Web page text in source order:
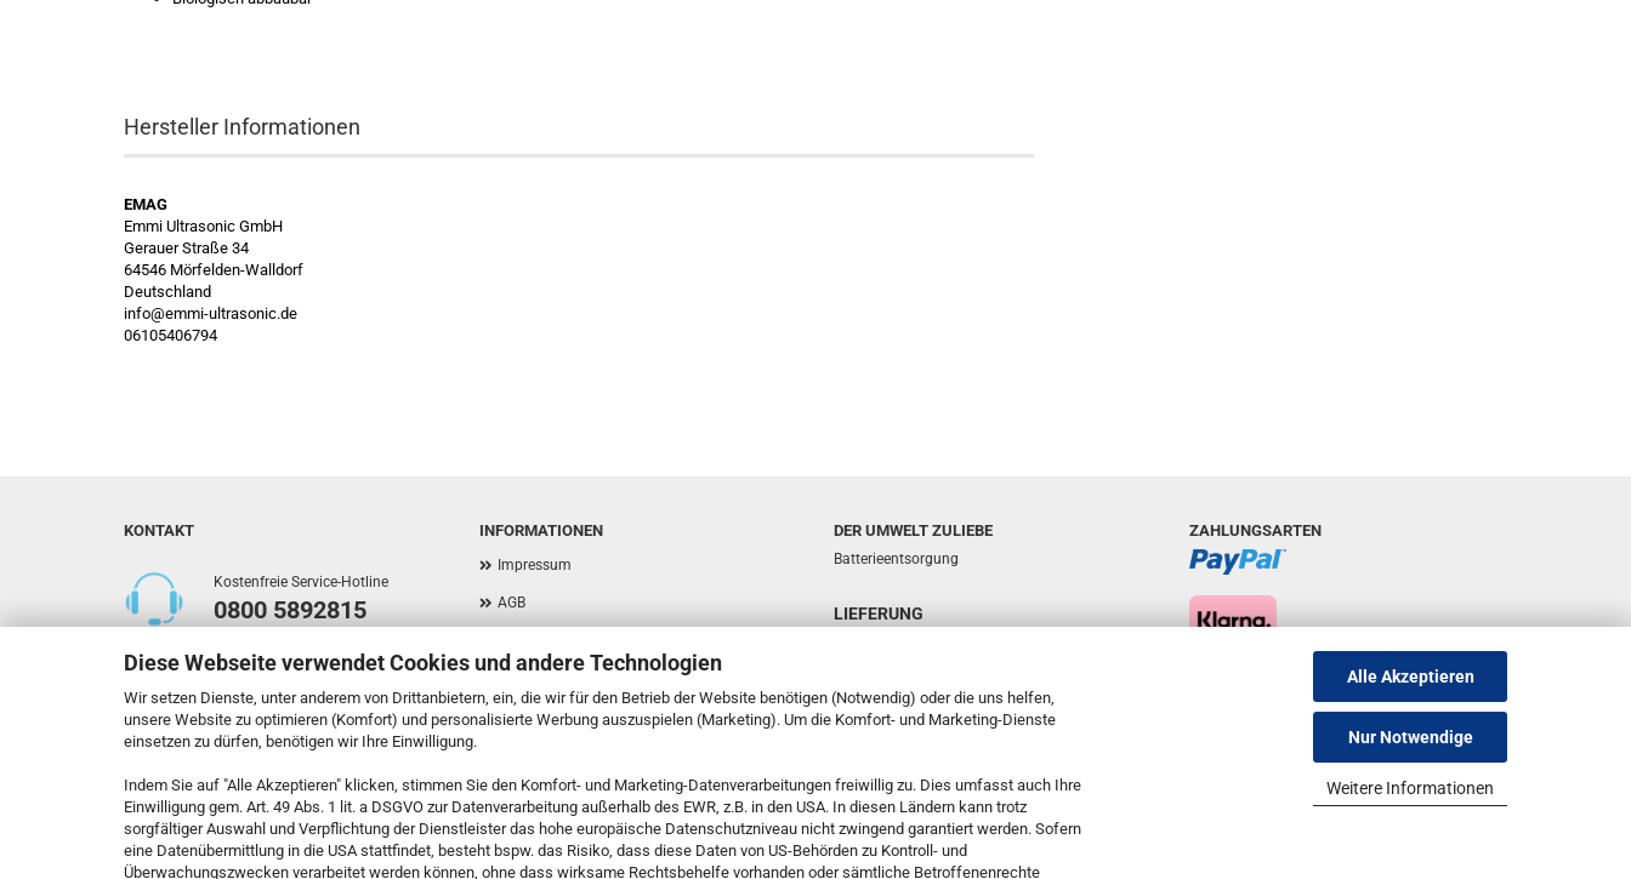
Diese Webseite verwendet Cookies und andere Technologien
Wir setzen Dienste, unter anderem von Drittanbietern, ein, die wir für den Betrieb der Website benötigen (Notwendig) oder die uns helfen,
unsere Website zu optimieren (Komfort) und personalisierte Werbung auszuspielen (Marketing). Um die Komfort- und Marketing-Dienste
einsetzen zu dürfen, benötigen wir Ihre Einwilligung.
Indem Sie auf "Alle Akzeptieren" klicken, stimmen Sie den Komfort- und Marketing-Datenverarbeitungen freiwillig zu. Dies umfasst auch Ihre
Einwilligung gem. Art. 49 Abs. 1 lit. a DSGVO zur Datenverarbeitung außerhalb des EWR, z.B. in den USA. In diesen Ländern kann trotz
sorgfältiger Auswahl und Verpflichtung der Dienstleister das hohe europäische Datenschutzniveau nicht zwingend garantiert werden. Sofern
eine Datenübermittlung in die USA stattfindet, besteht bspw. das Risiko, dass diese Daten von US-Behörden zu Kontroll- und
Überwachungszwecken verarbeitet werden können, ohne dass wirksame Rechtsbehelfe vorhanden oder sämtliche Betroffenenrechte
Alle Akzeptieren
Nur Notwendige
Weitere Informationen
Hersteller Informationen
EMAG
Emmi Ultrasonic GmbH
Gerauer Straße 34
64546 Mörfelden-Walldorf
Deutschland
info@emmi-ultrasonic.de
06105406794
INFORMATIONEN
Impressum
AGB
Versand- & Zahlungsbedingungen
Widerrufsrecht & Muster-Widerrufsformular
Callback Service
Cookie Einstellungen
DER UMWELT ZULIEBE
Batterieentsorgung
LIEFERUNG
ZAHLUNGSARTEN
KONTAKT
Kostenfreie Service-Hotline
0800 5892815
Callback Service
Kontaktformular
Vertrag widerrufen